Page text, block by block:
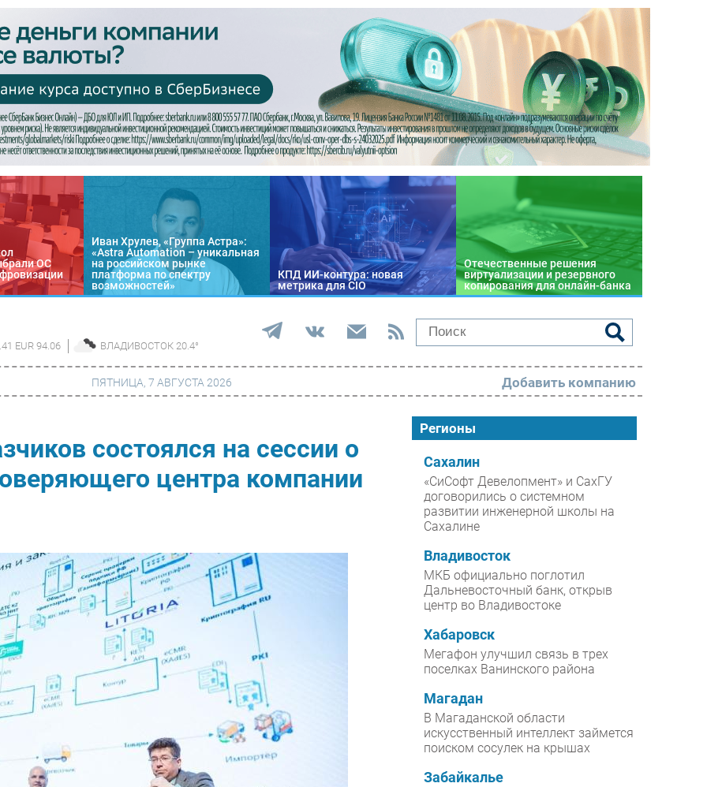
ОС
Иван Хрулев, «Группа Астра»:
«Astra Automation – уникальная
на российском рынке
платформа по спектру
возможностей»
КПД ИИ-контура: новая
метрика для CIO
Отечественные решения
виртуализации и резервного
копирования для онлайн-банка
EUR 94.06 ВЛАДИВОСТОК 20.4°
Финансы
Web
CIO/Управление ИТ
Гаджеты
Здоровье
РАЗДЕЛЫ
Новости
Аналитика
Интервью
Проекты
IT класс
Каталог компаний
ПЯТНИЦА, 7 АВГУСТА 2026 Добавить компанию
состоялся на сессии о
центра компании
Регионы
Сахалин
«СиСофт Девелопмент» и СахГУ
договорились о системном
развитии инженерной школы на
Сахалине
Владивосток
МКБ официально поглотил
Дальневосточный банк, открыв
центр во Владивостоке
Хабаровск
Мегафон улучшил связь в трех
поселках Ванинского района
Магадан
В Магаданской области
искусственный интеллект займется
поиском сосулек на крышах
Забайкалье